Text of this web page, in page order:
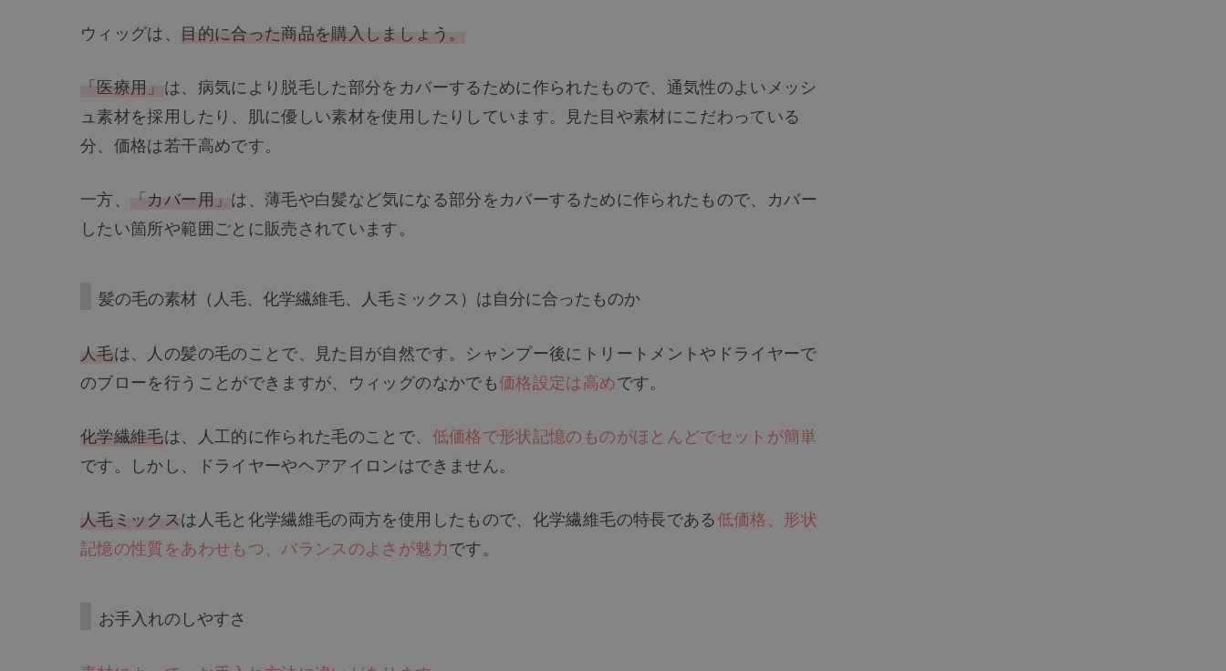
ウィッグは、 目的に合った商品を購入しましょう。
「医療用」 は、病気により脱毛した部分をカバーするために作られたもので、通気性のよいメッシ
ュ素材を採用したり、肌に優しい素材を使用したりしています。見た目や素材にこだわっている
分、価格は若干高めです。
一方、 「カバー用」 は、薄毛や白髪など気になる部分をカバーするために作られたもので、カバー
したい箇所や範囲ごとに販売されています。
髪の毛の素材（人毛、化学繊維毛、人毛ミックス）は自分に合ったものか
人毛は、人の髪の毛のことで、見た目が自然です。シャンプー後にトリートメントやドライヤーで
のブローを行うことができますが、ウィッグのなかでも価格設定は高めです。
化学繊維毛は、人工的に作られた毛のことで、 低価格で形状記憶のものがほとんどでセットが簡単
です。しかし、ドライヤーやヘアアイロンはできません。
人毛ミックスは人毛と化学繊維毛の両方を使用したもので、化学繊維毛の特長である低価格、形状
記憶の性質をあわせもつ、バランスのよさが魅力です。
お手入れのしやすさ